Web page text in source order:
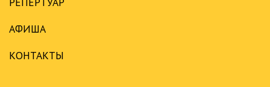
АФИША
КОНТАКТЫ